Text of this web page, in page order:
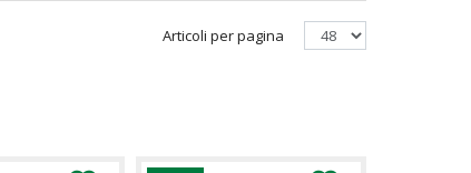
Articoli per pagina